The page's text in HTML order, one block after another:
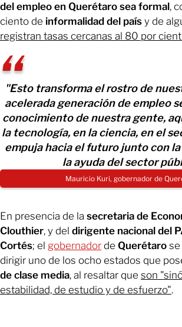
del empleo en Querétaro sea formal,
ciento de informalidad del país y de
registran tasas cercanas al 80 por
"Esto transforma el rostro de
acelerada generación de empleo
conocimiento de nuestra gente,
la tecnología, en la ciencia, en el
empuja hacia el futuro junto con
la ayuda del sector
Mauricio Kuri, gobernador de
En presencia de la secretaria de
Clouthier, y del dirigente nacional del
Cortés; el gobernador de Querétaro se
dirigir uno de los ocho estados que
de clase media, al resaltar que son
estabilidad, de estudio y de esfuerzo".